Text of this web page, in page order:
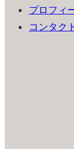
プロフィ
コンタクト